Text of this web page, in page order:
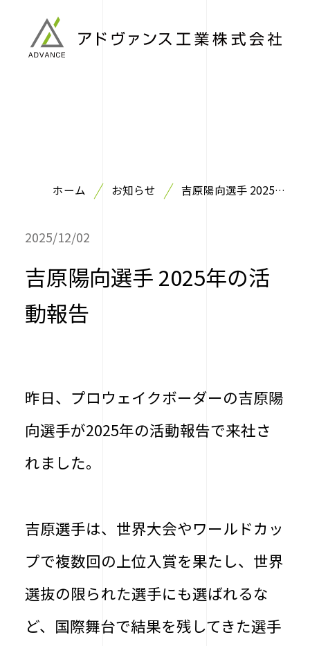
ホーム お知らせ
吉原陽向選手 2025
2025/12/02
吉原陽向選手 2025年の活
動報告
昨日、プロウェイクボーダーの吉原陽
向選手が2025年の活動報告で来社さ
れました。
吉原選手は、世界大会やワールドカッ
プで複数回の上位入賞を果たし、世界
選抜の限られた選手にも選ばれるな
ど、国際舞台で結果を残してきた選手